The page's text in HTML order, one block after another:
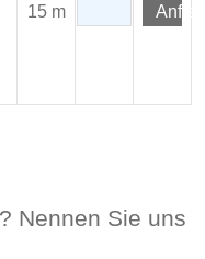
15 m
Nennen Sie uns